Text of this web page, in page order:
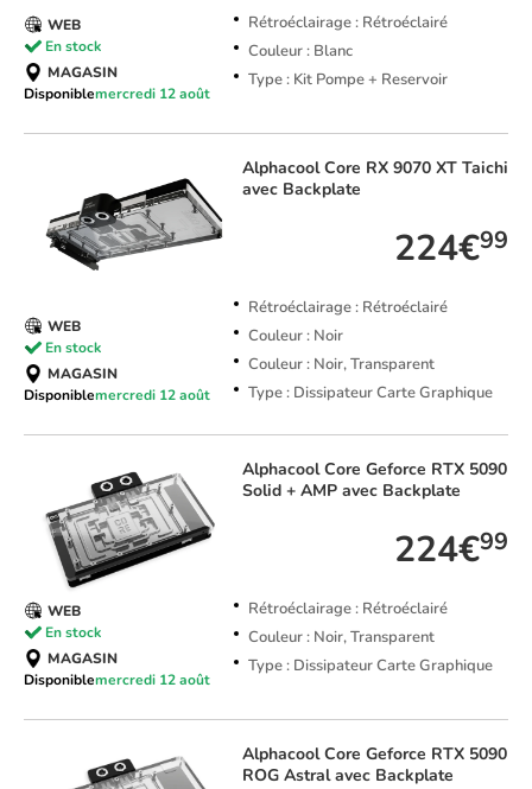
Rétroéclairage : Rétroéclairé
Couleur : Blanc
Type : Kit Pompe + Reservoir
WEB
En stock
MAGASIN
Disponiblemercredi 12 août
AlphacoolCore RX 9070 XT Taichi
avec Backplate
224€99
Rétroéclairage : Rétroéclairé
Couleur : Noir
Couleur : Noir, Transparent
Type : Dissipateur Carte Graphique
WEB
En stock
MAGASIN
Disponiblemercredi 12 août
AlphacoolCore Geforce RTX 5090
Solid + AMP avec Backplate
224€99
Rétroéclairage : Rétroéclairé
Couleur : Noir, Transparent
Type : Dissipateur Carte Graphique
WEB
En stock
MAGASIN
Disponiblemercredi 12 août
AlphacoolCore Geforce RTX 5090
ROG Astral avec Backplate